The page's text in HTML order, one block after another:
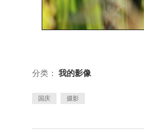
分类： 我的影像
国庆 摄影